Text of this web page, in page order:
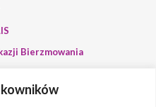
Bierzmowania